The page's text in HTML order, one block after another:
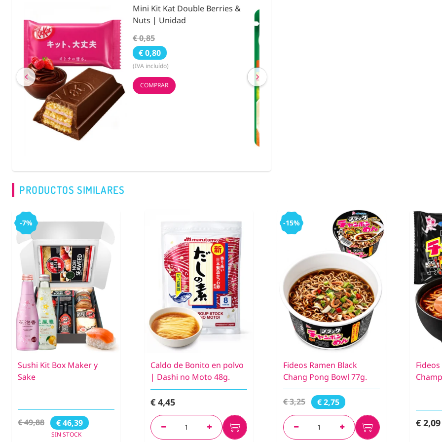
Condimento Bento Furikake
Noritama 25g.
€ 3,55
€ 2,59
(IVA incluído)
COMPRAR
PRODUCTOS SIMILARES
-7%
Sushi Kit Box Maker y
Sake
€ 49,88 € 46,39
SIN STOCK
Caldo de Bonito en polvo
| Dashi no Moto 48g.
€ 4,45
-15%
Fideos Ramen Black
Chang Pong Bowl 77g.
€ 3,25 € 2,75
€ 2,09